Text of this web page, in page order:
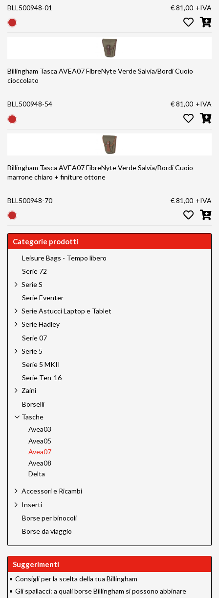
BLL500948-01 € 81,00 +IVA
Billingham Tasca AVEA07 FibreNyte Verde Salvia/Bordi Cuoio
cioccolato
BLL500948-54 € 81,00 +IVA
Billingham Tasca AVEA07 FibreNyte Verde Salvia/Bordi Cuoio
marrone chiaro + finiture ottone
BLL500948-70 € 81,00 +IVA
Categorie prodotti
Leisure Bags - Tempo libero
Serie 72
Serie S
Serie Eventer
Serie Astucci Laptop e Tablet
Serie Hadley
Serie 07
Serie 5
Serie 5 MKII
Serie Ten-16
Zaini
Borselli
Tasche
Avea03
Avea05
Avea07
Avea08
Delta
Accessori e Ricambi
Inserti
Borse per binocoli
Borse da viaggio
Suggerimenti
• Consigli per la scelta della tua Billingham
• Gli spallacci: a quali borse Billingham si possono abbinare